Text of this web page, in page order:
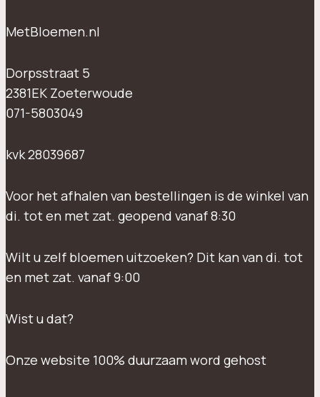
MetBloemen.nl
Dorpsstraat 5
2381EK Zoeterwoude
071-5803049
kvk 28039687
Voor het afhalen van bestellingen is de winkel van
di. tot en met zat. geopend vanaf 8:30
Wilt u zelf bloemen uitzoeken? Dit kan van di. tot
en met zat. vanaf 9:00
Wist u dat?
Onze website 100% duurzaam word gehost